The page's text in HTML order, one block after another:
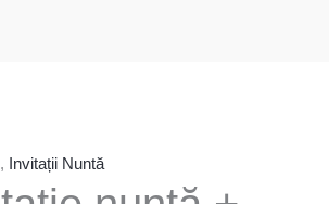
, Invitații Nuntă